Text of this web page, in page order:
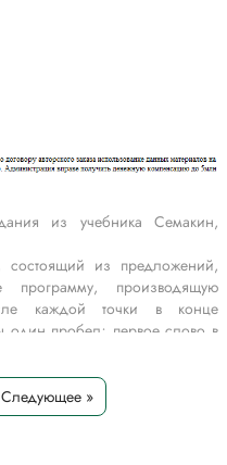
из учебника Семакин,
состоящий из предложений,
программу, производящую
каждой точки в конце
один пробел; первое слово в
буквы.
так и на английском
Следующее »